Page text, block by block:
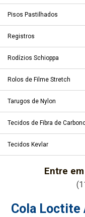
Pisos Pastilhados
Registros
Rodízios Schioppa
Rolos de Filme Stretch
Tarugos de Nylon
Tecidos de Fibra de
Tecidos Kevlar
Entre
Cola Loctite